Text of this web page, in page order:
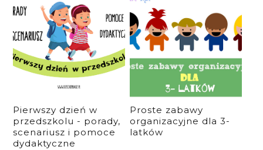
Pierwszy dzień w
przedszkolu - porady,
scenariusz i pomoce
dydaktyczne
Proste zabawy
organizacyjne dla 3-
latków